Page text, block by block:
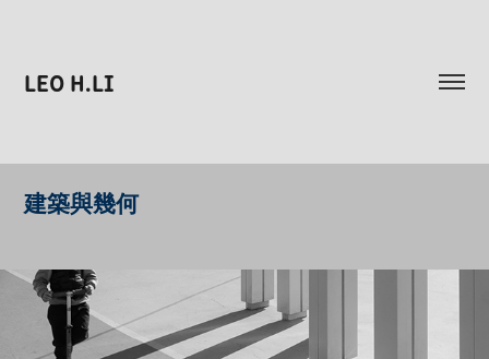
LEO H.LI
建築與幾何